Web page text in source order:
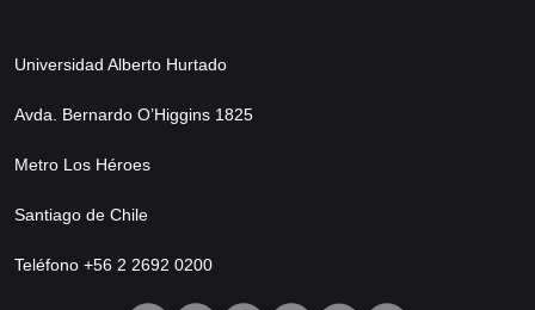
Universidad Alberto Hurtado
Avda. Bernardo O’Higgins 1825
Metro Los Héroes
Santiago de Chile
Teléfono +56 2 2692 0200